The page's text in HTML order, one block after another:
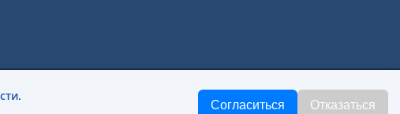
«Иркутский авиационный техникум»
.
Согласиться Отказаться